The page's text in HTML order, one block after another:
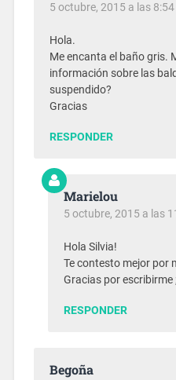
5 octubre, 2015 a las
Hola.
Me encanta el baño gris.
información sobre las
suspendido?
Gracias
RESPONDER
Marielou
5 octubre, 2015 a las
Hola Silvia!
Te contesto mejor por
Gracias por escribirme
RESPONDER
Begoña